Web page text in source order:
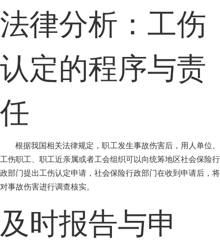
法律分析：工伤
认定的程序与责
任
根据我国相关法律规定，职工发生事故伤害后，用人单位、
工伤职工、职工近亲属或者工会组织可以向统筹地区社会保险行
政部门提出工伤认定申请，社会保险行政部门在收到申请后，将
对事故伤害进行调查核实。
及时报告与申